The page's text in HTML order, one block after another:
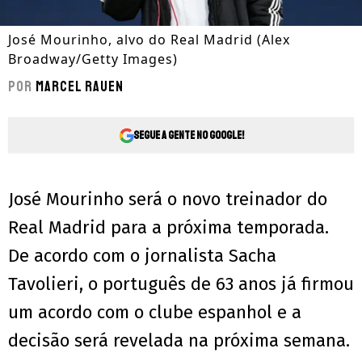
José Mourinho, alvo do Real Madrid (Alex
Broadway/Getty Images)
Por Marcel Rauen
Segue a gente no Google!
José Mourinho será o novo treinador do
Real Madrid para a próxima temporada.
De acordo com o jornalista Sacha
Tavolieri, o português de 63 anos já firmou
um acordo com o clube espanhol e a
decisão será revelada na próxima semana.